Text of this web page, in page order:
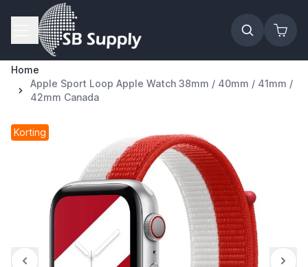
Ga naar de inhoud
Home
Apple Sport Loop Apple Watch 38mm / 40mm / 41mm /
42mm Canada
Korting